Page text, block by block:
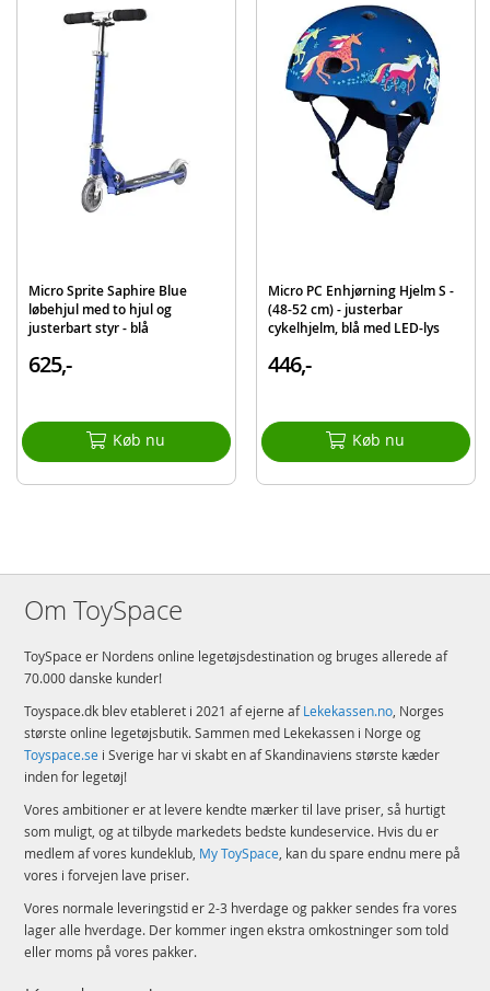
til skole- og fritidsaktiviteter, men også som en sjov aktivitet alene og
sammen med venner.
Indeholder:
Micro Sprite løbehjul med 2 hjul
Styrhøjde: 65-93 cm
Vægt: 2,7 kg
Maksimal vægt børn: 100 kg
Alder: fra 5 år
Mærke Micro
Micro Sprite Saphire Blue
løbehjul med to hjul og
justerbart styr - blå
625,-
Køb nu
Micro PC Enhjørning Hjelm S -
(48-52 cm) - justerbar
cykelhjelm, blå med LED-lys
446,-
Køb nu
Om ToySpace
ToySpace er Nordens online legetøjsdestination og bruges allerede af
70.000 danske kunder!
Toyspace.dk blev etableret i 2021 af ejerne afLekekassen.no, Norges
største online legetøjsbutik. Sammen med Lekekassen i Norge og
Toyspace.se i Sverige har vi skabt en af Skandinaviens største kæder
inden for legetøj!
Vores ambitioner er at levere kendte mærker til lave priser, så hurtigt
som muligt, og at tilbyde markedets bedste kundeservice. Hvis du er
medlem af vores kundeklub, My ToySpace, kan du spare endnu mere på
vores i forvejen lave priser.
Vores normale leveringstid er 2-3 hverdage og pakker sendes fra vores
lager alle hverdage. Der kommer ingen ekstra omkostninger som told
eller moms på vores pakker.